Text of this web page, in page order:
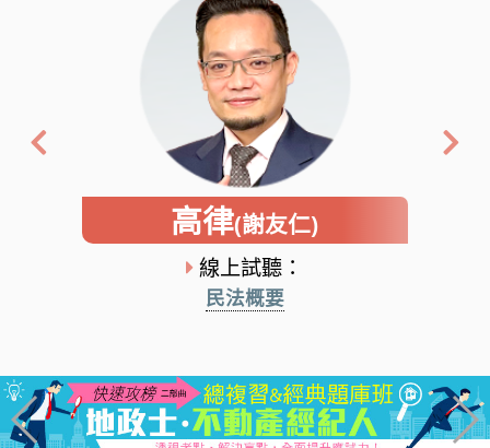
高律(謝友仁)
線上試聽：
民法概要